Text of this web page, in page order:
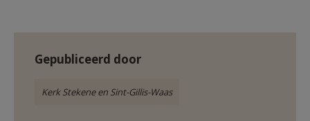
Gepubliceerd door
Kerk Stekene en Sint-Gillis-Waas